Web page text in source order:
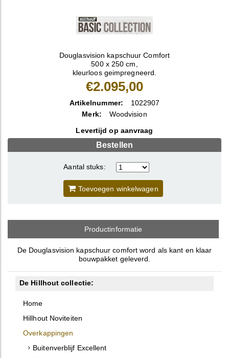
Douglasvision kapschuur Comfort
500 x 250 cm,
kleurloos geimpregneerd.
€2.095,00
Artikelnummer:
1022907
Merk:
Woodvision
Levertijd op aanvraag
Bestellen
Aantal stuks:
Toevoegen winkelwagen
Productinformatie
De Douglasvision kapschuur comfort word als kant en klaar
bouwpakket geleverd.
De Hillhout collectie:
Home
Hillhout Noviteiten
Overkappingen
Buitenverblijf Excellent